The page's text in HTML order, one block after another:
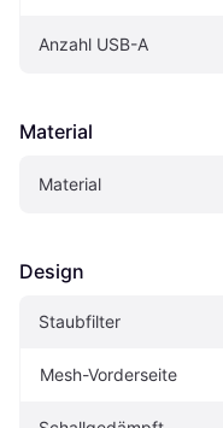
Anzahl USB-A
Material
Material
Design
Staubfilter
Mesh-Vorderseite